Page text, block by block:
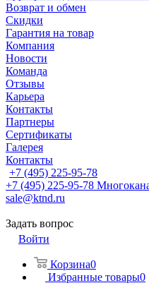
Возврат и обмен
Скидки
Гарантия на товар
Компания
Новости
Команда
Отзывы
Карьера
Контакты
Партнеры
Сертификаты
Галерея
Контакты
+7 (495) 225-95-78
+7 (495) 225-95-78
sale@ktnd.ru
Задать вопрос
Войти
Корзина0
Избранные товары0